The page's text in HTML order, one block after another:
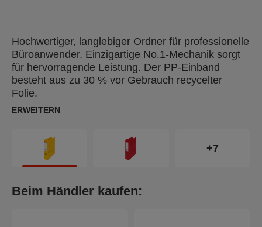
Hochwertiger, langlebiger Ordner für professionelle
Büroanwender. Einzigartige No.1-Mechanik sorgt
für hervorragende Leistung. Der PP-Einband
besteht aus zu 30 % vor Gebrauch recycelter
Folie.
ERWEITERN
+7
Beim Händler kaufen: